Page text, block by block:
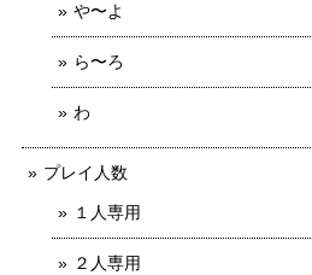
や〜よ
ら〜ろ
わ
プレイ人数
１人専用
２人専用